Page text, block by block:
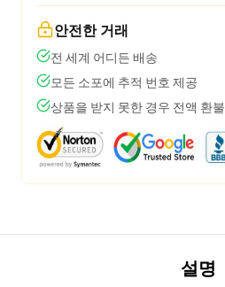
안전한 거래
전 세계 어디든 배송
모든 소포에 추적 번호 제공
상품을 받지 못한 경우 전액 환불
설명